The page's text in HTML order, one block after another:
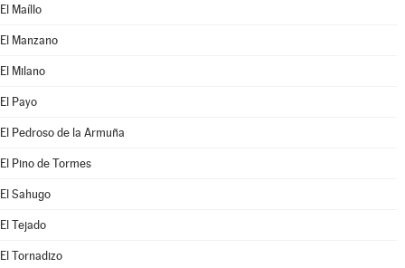
El Maíllo
El Manzano
El Milano
El Payo
El Pedroso de la Armuña
El Pino de Tormes
El Sahugo
El Tejado
El Tornadizo